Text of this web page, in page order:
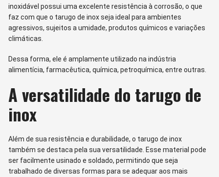
inoxidável possui uma excelente resistência à corrosão, o que
faz com que o tarugo de inox seja ideal para ambientes
agressivos, sujeitos a umidade, produtos químicos e variações
climáticas.
Dessa forma, ele é amplamente utilizado na indústria
alimentícia, farmacêutica, química, petroquímica, entre outras.
A versatilidade do tarugo de
inox
Além de sua resistência e durabilidade, o tarugo de inox
também se destaca pela sua versatilidade. Esse material pode
ser facilmente usinado e soldado, permitindo que seja
trabalhado de diversas formas para se adequar aos mais